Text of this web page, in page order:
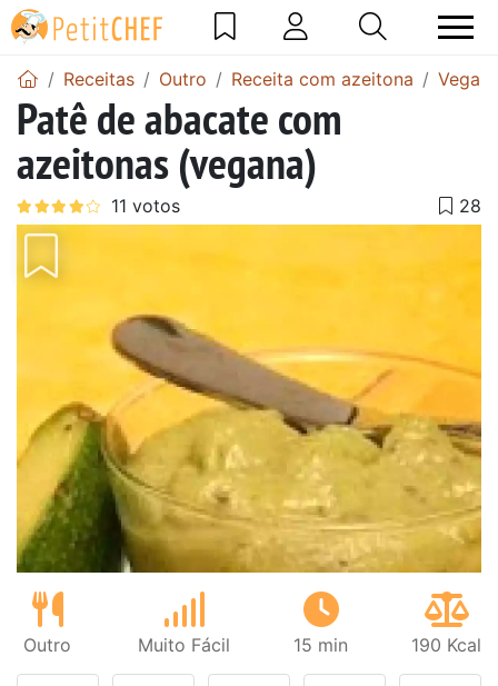
Receitas Outro Receita com azeitona Vegan
Patê de abacate com
azeitonas (vegana)
Outro Muito Fácil 15 min 190 Kcal